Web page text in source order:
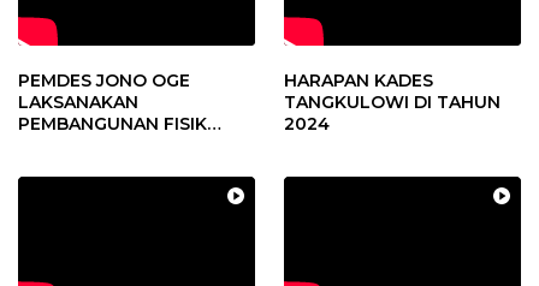
PEMDES JONO OGE
LAKSANAKAN
PEMBANGUNAN FISIK
HARAPAN KADES
TANGKULOWI DI TAHUN
2024